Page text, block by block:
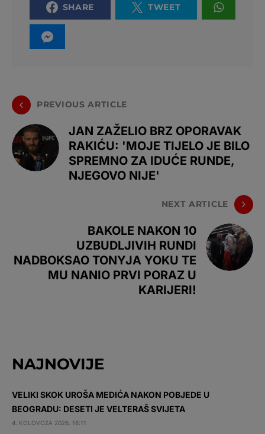
SHARE TWEET
PREVIOUS ARTICLE
JAN ZAŽELIO BRZ OPORAVAK
RAKIĆU: 'MOJE TIJELO JE BILO
SPREMNO ZA IDUĆE RUNDE,
NJEGOVO NIJE'
NEXT ARTICLE
BAKOLE NAKON 10
UZBUDLJIVIH RUNDI
NADBOKSAO TONYJA YOKU TE
MU NANIO PRVI PORAZ U
KARIJERI!
NAJNOVIJE
VELIKI SKOK UROŠA MEDIĆA NAKON POBJEDE U
BEOGRADU: DESETI JE VELTERAŠ SVIJETA
4. KOLOVOZA 2026. 16:11